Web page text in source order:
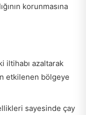
korunmasına
iltihabı azaltarak
etkilenen bölgeye
sayesinde çay